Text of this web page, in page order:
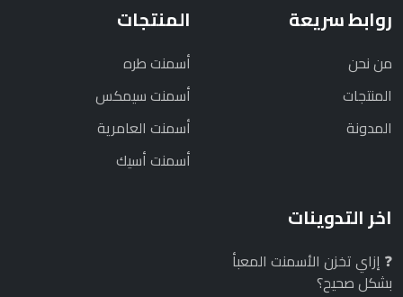
روابط سريعة
من نحن
المنتجات
المدونة
المنتجات
أسمنت طره
أسمنت سيمكس
أسمنت العامرية
أسمنت أسيك
اخر التدوينات
❓ إزاي تخزن الأسمنت المعبأ
بشكل صحيح؟